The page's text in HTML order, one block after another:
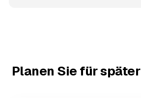
Planen Sie für später